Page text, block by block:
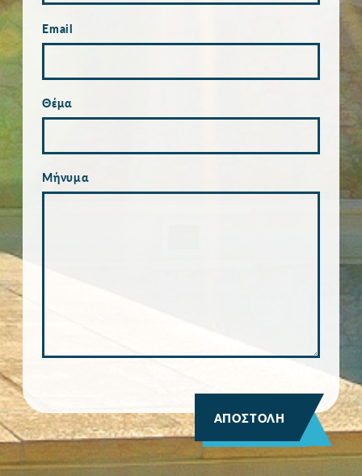
Email
Θέμα
Μήνυμα
ΑΠΟΣΤΟΛΗ